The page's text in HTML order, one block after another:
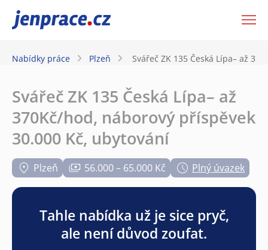
JenPráce.cz
Nabídky práce Plzeň Svářeč ZK 135 Česká Lípa– až
Svářeč ZK 135 Česká Lípa– až
370Kč/hod, náborový příspěvek
30.000 Kč, ubytování
Plzeň 56.000 – 65.000 Kč Plný úvazek
Tahle nabídka už je sice pryč,
ale není důvod zoufat.